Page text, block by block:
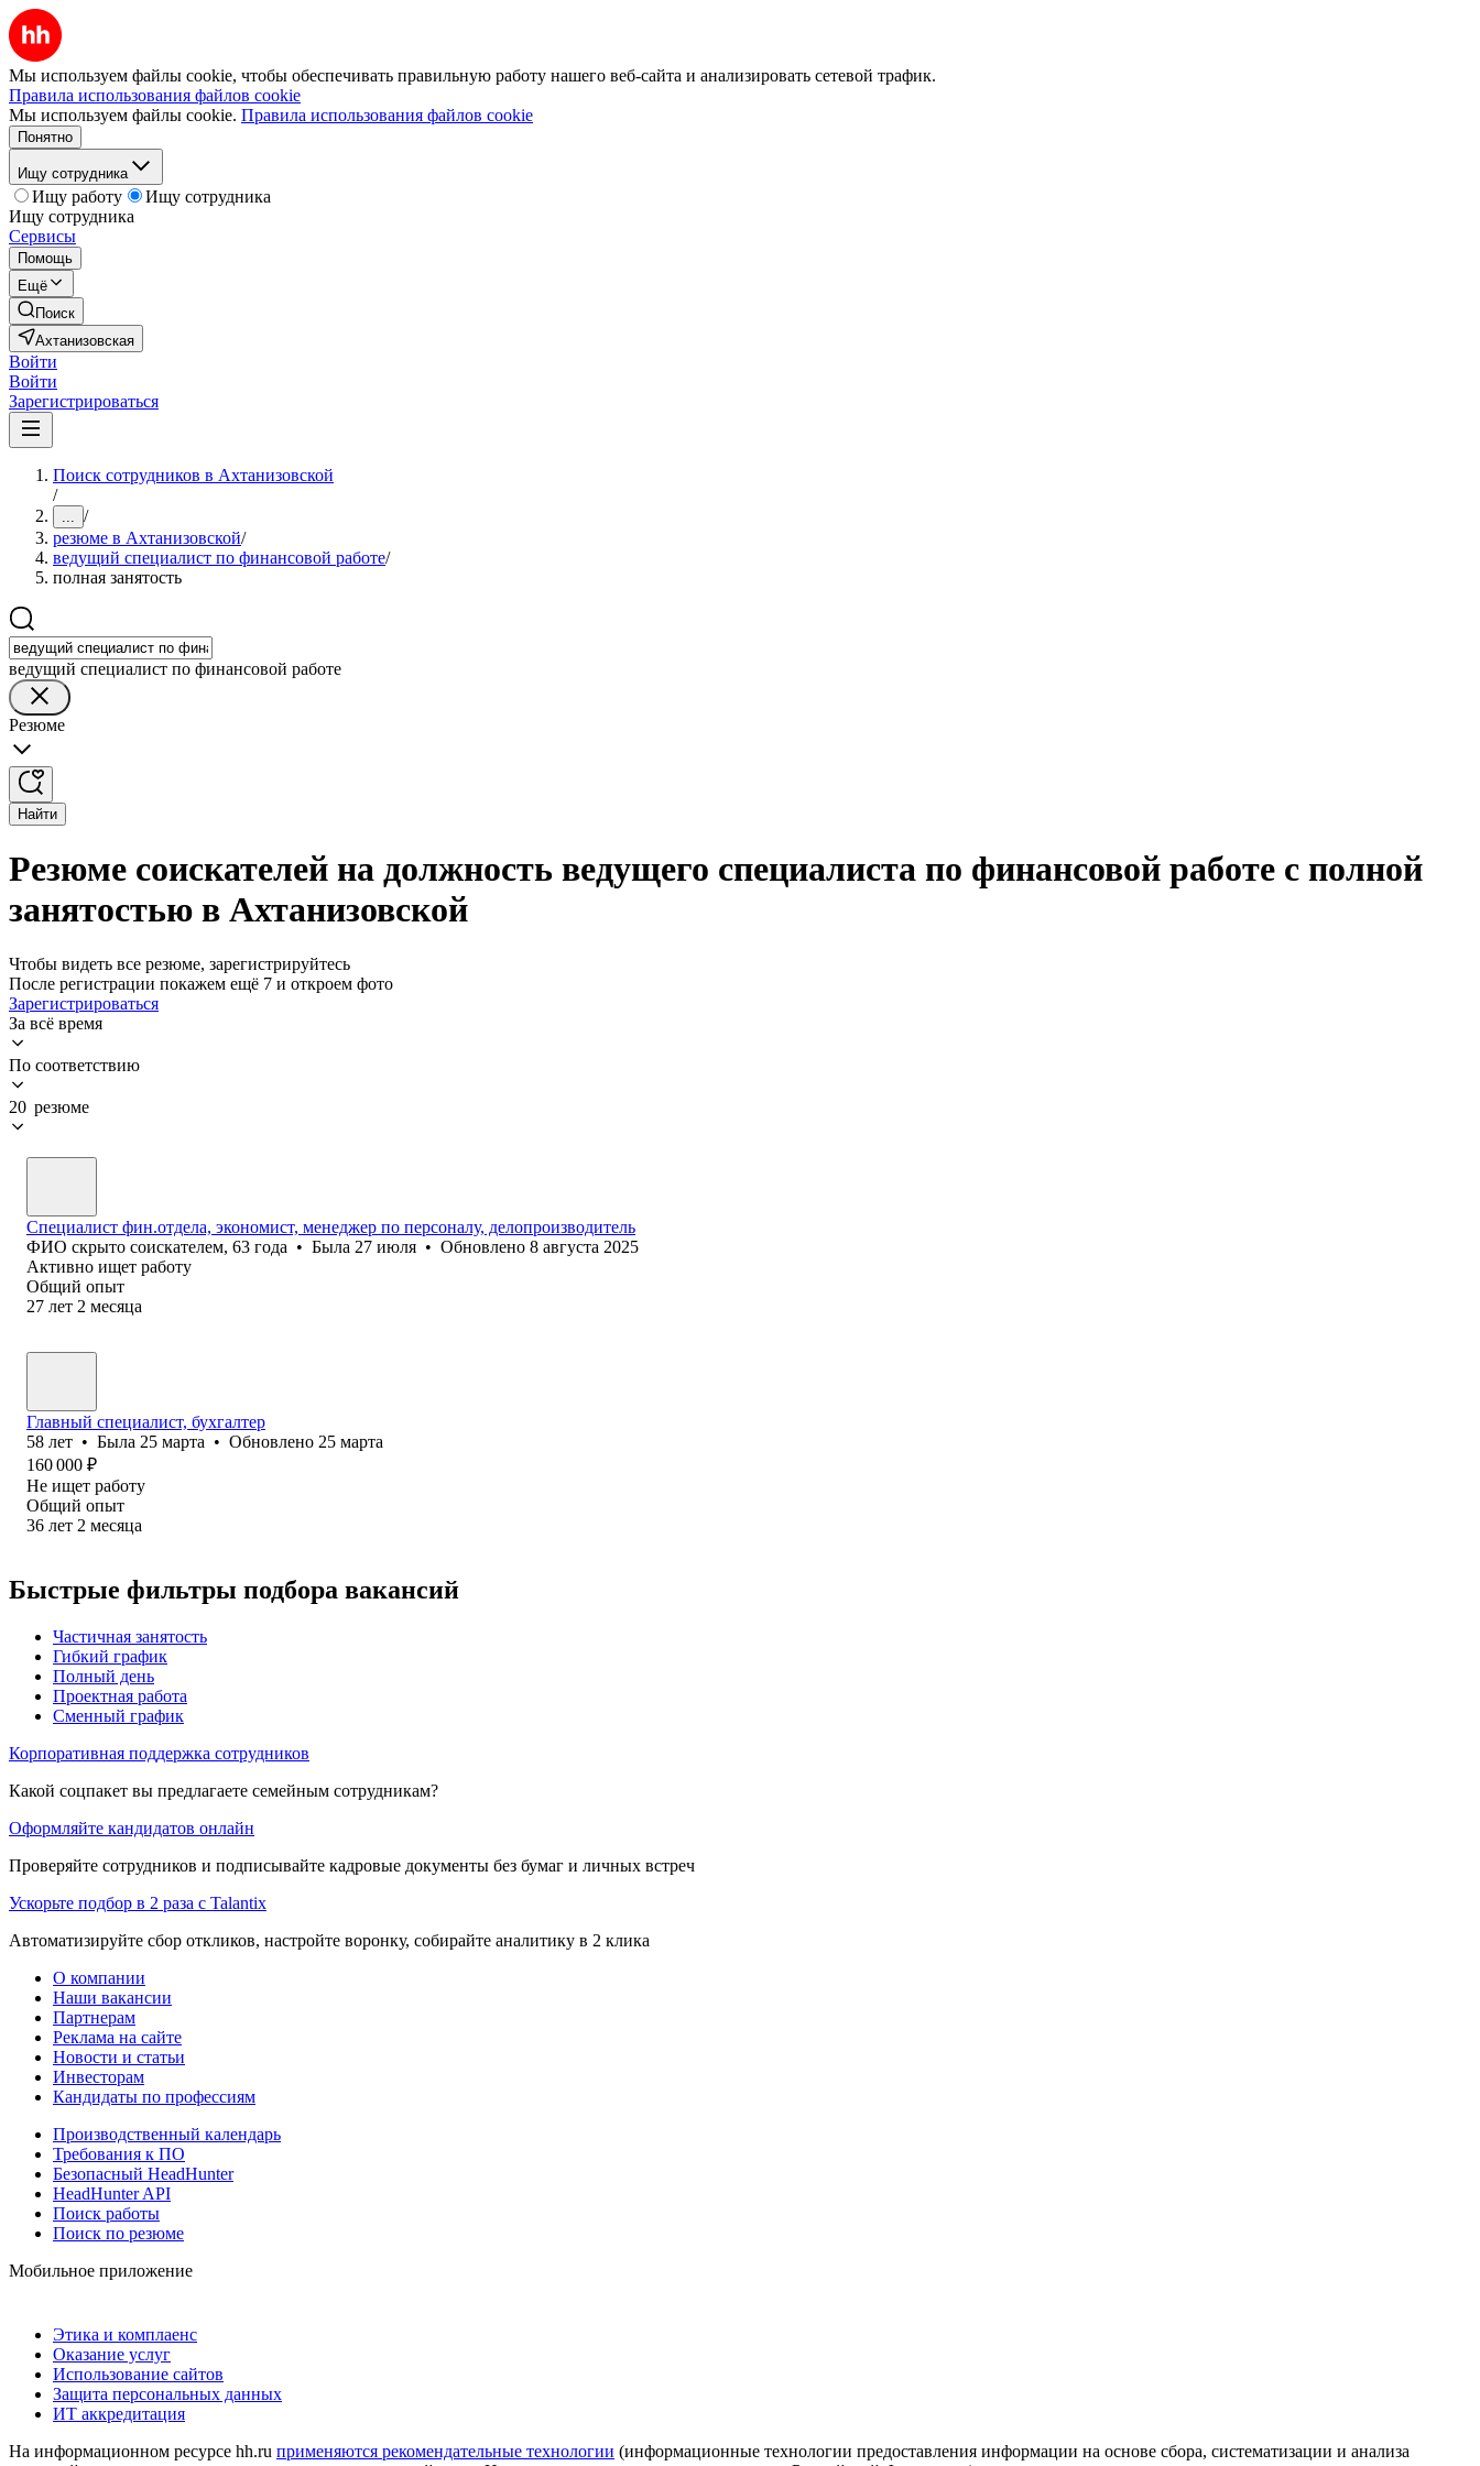
Мы используем файлы cookie, чтобы обеспечивать правильную работу нашего веб-сайта и анализировать сетевой трафик.
Правила использования файлов cookie
Мы используем файлы cookie. Правила использования файлов cookie
Понятно
Ищу сотрудника
Ищу работу
Ищу сотрудника
Ищу сотрудника
Сервисы
Помощь
Ещё
Поиск
Ахтанизовская
Войти
Войти
Зарегистрироваться
Поиск сотрудников в Ахтанизовской
/
... /
резюме в Ахтанизовской/
ведущий специалист по финансовой работе/
полная занятость
ведущий специалист по финансовой работе
Резюме
Найти
Резюме соискателей на должность ведущего специалиста по финансовой работе с полной
занятостью в Ахтанизовской
Чтобы видеть все резюме, зарегистрируйтесь
После регистрации покажем ещё 7 и откроем фото
Зарегистрироваться
За всё время
По соответствию
20 резюме
Специалист фин.отдела, экономист, менеджер по персоналу, делопроизводитель
ФИО скрыто соискателем, 63 года • Была 27 июля • Обновлено 8 августа 2025
Активно ищет работу
Общий опыт
27 лет 2 месяца
Главный специалист, бухгалтер
58 лет • Была 25 марта • Обновлено 25 марта
160 000 ₽
Не ищет работу
Общий опыт
36 лет 2 месяца
Быстрые фильтры подбора вакансий
Частичная занятость
Гибкий график
Полный день
Проектная работа
Сменный график
Корпоративная поддержка сотрудников
Какой соцпакет вы предлагаете семейным сотрудникам?
Оформляйте кандидатов онлайн
Проверяйте сотрудников и подписывайте кадровые документы без бумаг и личных встреч
Ускорьте подбор в 2 раза с Talantix
Автоматизируйте сбор откликов, настройте воронку, собирайте аналитику в 2 клика
О компании
Наши вакансии
Партнерам
Реклама на сайте
Новости и статьи
Инвесторам
Кандидаты по профессиям
Производственный календарь
Требования к ПО
Безопасный HeadHunter
HeadHunter API
Поиск работы
Поиск по резюме
Мобильное приложение
Этика и комплаенс
Оказание услуг
Использование сайтов
Защита персональных данных
ИТ аккредитация
На информационном ресурсе hh.ru применяются рекомендательные технологии (информационные технологии предоставления информации на основе сбора, систематизации и анализа